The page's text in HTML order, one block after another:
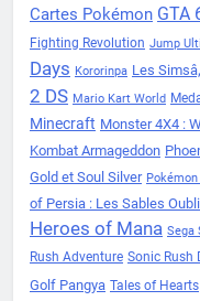
Cartes Pokémon GTA
Fighting Revolution Jump
Days Kororinpa Les
2 DS Mario Kart World
Minecraft Monster 4X4 :
Kombat Armageddon
Gold et Soul Silver
of Persia : Les Sables
Heroes of Mana Sega
Rush Adventure Sonic Rush
Golf Pangya Tales of Hearts